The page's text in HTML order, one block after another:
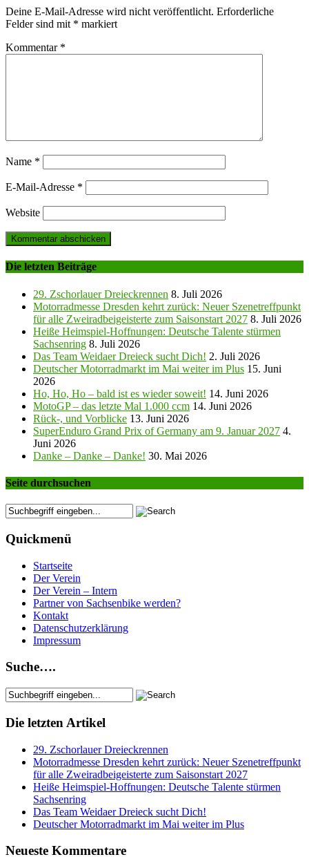
Deine E-Mail-Adresse wird nicht veröffentlicht. Erforderliche
Felder sind mit * markiert
Kommentar *
Name *
E-Mail-Adresse *
Website
Die letzten Beiträge
29. Zschorlauer Dreieckrennen 8. Juli 2026
Motorradmesse Dresden kehrt zurück: Neuer Szenetreffpunkt
für alle Zweiradbeigeisterte zum Saisonstart 2027 8. Juli 2026
Heiße Heimspiel-Hoffnungen: Deutsche Talente stürmen
Sachsenring 8. Juli 2026
Das Team Weidaer Dreieck sucht Dich! 2. Juli 2026
Deutscher Motorradmarkt im Mai weiter im Plus 15. Juni
2026
Ho, Ho, Ho – bald ist es wieder soweit! 14. Juni 2026
MotoGP – das letzte Mal 1.000 ccm 14. Juni 2026
Rück-, und Vorblicke 13. Juni 2026
SuperEnduro Grand Prix of Germany am 9. Januar 2027 4.
Juni 2026
Danke – Danke – Danke! 30. Mai 2026
Seite durchsuchen
Quickmenü
Startseite
Der Verein
Der Verein – Intern
Partner von Sachsenbike werden?
Kontakt
Datenschutzerklärung
Impressum
Suche….
Die letzten Artikel
29. Zschorlauer Dreieckrennen
Motorradmesse Dresden kehrt zurück: Neuer Szenetreffpunkt
für alle Zweiradbeigeisterte zum Saisonstart 2027
Heiße Heimspiel-Hoffnungen: Deutsche Talente stürmen
Sachsenring
Das Team Weidaer Dreieck sucht Dich!
Deutscher Motorradmarkt im Mai weiter im Plus
Neueste Kommentare